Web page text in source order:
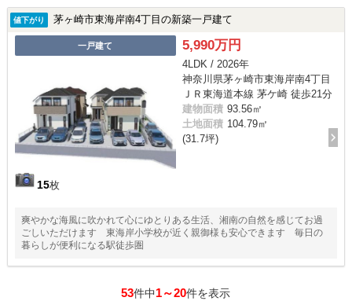
値下がり 茅ヶ崎市東海岸南4丁目の新築一戸建て
一戸建て
15枚
5,990万円
4LDK / 2026年
神奈川県茅ヶ崎市東海岸南4丁目
ＪＲ東海道本線 茅ケ崎 徒歩21分
建物面積 93.56㎡
土地面積 104.79㎡
(31.7坪)
爽やかな海風に吹かれて心にゆとりある生活、湘南の自然を感じてお過
ごしいただけます 東海岸小学校が近く親御様も安心できます 毎日の
暮らしが便利になる駅徒歩圏
53件中1～20件を表示